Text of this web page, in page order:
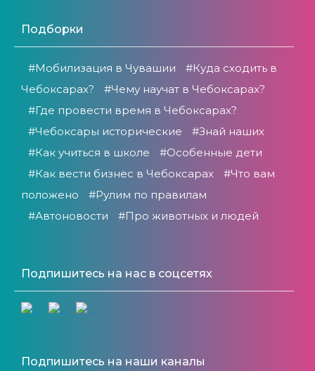
Подборки
#Мобилизация в Чувашии
#Куда сходить в
Чебоксарах?
#Чему научат в Чебоксарах?
#Где провести время в Чебоксарах?
#Чебоксары исторические
#Знай наших
#Как учиться в школе
#Особенные дети
#Как вести бизнес в Чебоксарах
#Что вам
положено
#Рулим по правилам
#Автоновости
#Про животных и людей
Подпишитесь на нас в соцсетях
Подпишитесь на наши каналы